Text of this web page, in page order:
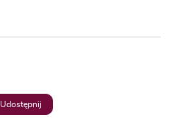
Udostępnij